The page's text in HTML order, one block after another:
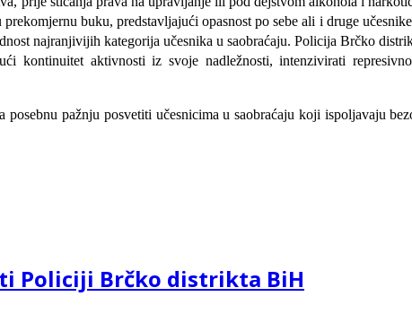
buku, predstavljajući opasnost po sebe ali i druge
najranjivijih kategorija učesnika u saobraćaju. Policija Brčko
kontinuitet aktivnosti iz svoje nadležnosti, intenzivirati
pažnju posvetiti učesnicima u saobraćaju koji ispoljavaju
Policiji Brčko distrikta BiH